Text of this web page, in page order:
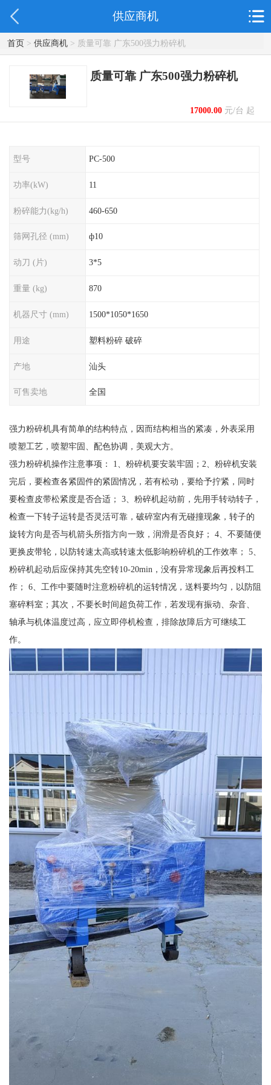
供应商机
首页> 供应商机> 质量可靠 广东500强力粉碎机
质量可靠 广东500强力粉碎机
17000.00元/台 起
型号 PC-500
功率(kW) 11
粉碎能力(kg/h) 460-650
筛网孔径 (mm) ф10
动刀 (片) 3*5
重量 (kg) 870
机器尺寸 (mm) 1500*1050*1650
用途 塑料粉碎 破碎
产地 汕头
可售卖地 全国
强力粉碎机具有简单的结构特点，因而结构相当的紧凑，外表采用
喷塑工艺，喷塑牢固、配色协调，美观大方。
强力粉碎机操作注意事项： 1、粉碎机要安装牢固；2、粉碎机安装
完后，要检查各紧固件的紧固情况，若有松动，要给予拧紧，同时
要检查皮带松紧度是否合适； 3、粉碎机起动前，先用手转动转子，
检查一下转子运转是否灵活可靠，破碎室内有无碰撞现象，转子的
旋转方向是否与机箭头所指方向一致，润滑是否良好； 4、不要随便
更换皮带轮，以防转速太高或转速太低影响粉碎机的工作效率； 5、
粉碎机起动后应保持其先空转10-20min，没有异常现象后再投料工
作； 6、工作中要随时注意粉碎机的运转情况，送料要均匀，以防阻
塞碎料室；其次，不要长时间超负荷工作，若发现有振动、杂音、
轴承与机体温度过高，应立即停机检查，排除故障后方可继续工
作。